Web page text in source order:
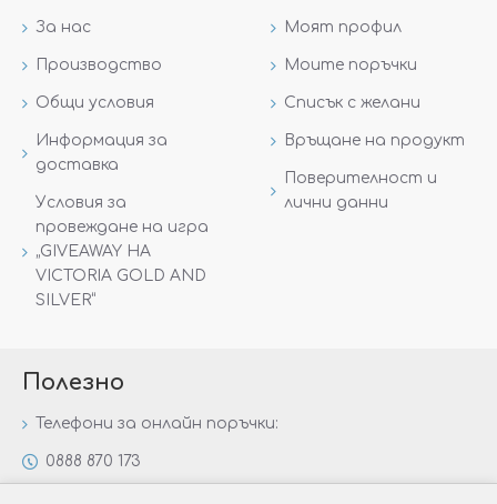
За нас
Производство
Общи условия
Информация за
доставка
Условия за
провеждане на игра
„GIVEAWAY НА
VICTORIA GOLD AND
SILVER“
Моят профил
Моите поръчки
Списък с желани
Връщане на продукт
Поверителност и
лични данни
Полезно
Телефони за онлайн поръчки:
0888 870 173